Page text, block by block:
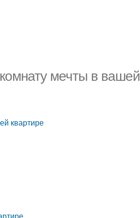
мечты в вашей
квартире